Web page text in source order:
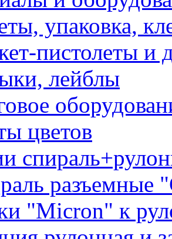
упаковка,
пистолеты и
лейблы
цветов
разъемные
"Micron" к